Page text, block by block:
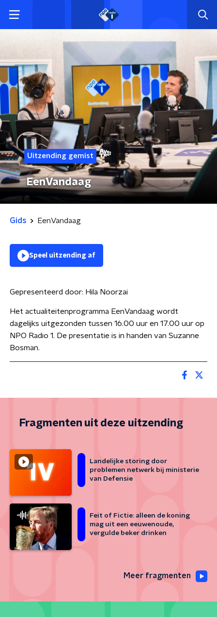
Uitzending gemist
EenVandaag
Gids EenVandaag
Speel uitzending af
Gepresenteerd door: Hila Noorzai
Het actualiteitenprogramma EenVandaag wordt
dagelijks uitgezonden tussen 16.00 uur en 17.00 uur op
NPO Radio 1. De presentatie is in handen van Suzanne
Bosman.
Fragmenten uit deze uitzending
Landelijke storing door
problemen netwerk bij ministerie
van Defensie
Feit of Fictie: alleen de koning
mag uit een eeuwenoude,
vergulde beker drinken
Meer fragmenten